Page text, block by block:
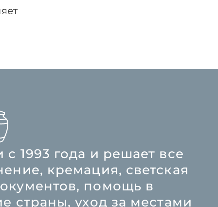
с 1993 года и решает все
кремация, светская
помощь в
страны, уход за местами